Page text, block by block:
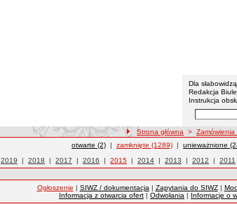
BIP -
Menu
Dla
Redakcja
Instrukcja
Wyszukiwarka
ścieżka nawigacji
Strona główna > Zamówienia
Zamówienia publiczne
otwarte (2) | Zamówienia publiczne
zamknięte (1289) | Zamówienia
unieważnione
Zamówienia publiczne z roku
2019 | Zamówienia publiczne z roku
2018 | Zamówienia publiczne z roku
2017 | Zamówienia publiczne z roku
2016 | Zamówienia publiczne z roku
2015 | Zamówienia publiczne z roku
2014 | Zamówienia
2013 | Zamówienia
2012 | 2011
Ogłoszenie | SIWZ / dokumentacja | Zapytania do SIWZ|
Informacja z otwarcia ofert | Odwołania | Informacje o